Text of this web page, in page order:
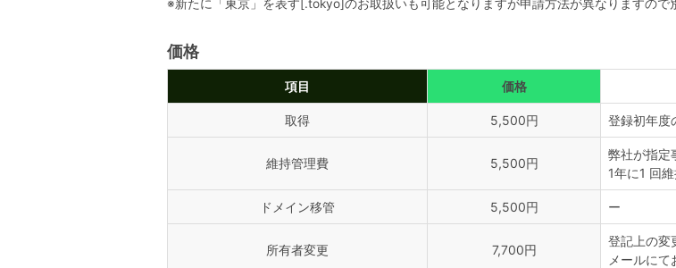
※新たに「東京」を表す[.tokyo]のお取扱いも可能となりますが申請方法が異なりますので
価格
項目 価格
取得 5,500円 登録初年度
維持管理費 5,500円
弊社が指定
1年に1 回
ドメイン移管 5,500円 ー
所有者変更 7,700円
登記上の変
メールにて